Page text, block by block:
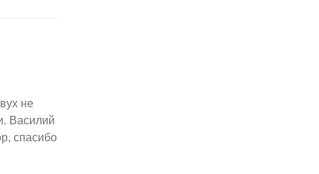
не
Василий
спасибо